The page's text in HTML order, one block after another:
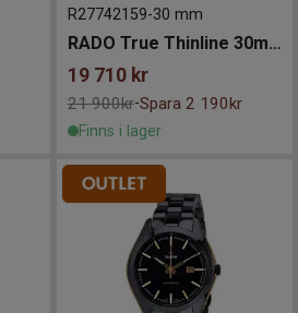
R27742159-30 mm
RADO True Thinline 30mm
19 710 kr
21 900kr-Spara 2 190kr
Finns i lager